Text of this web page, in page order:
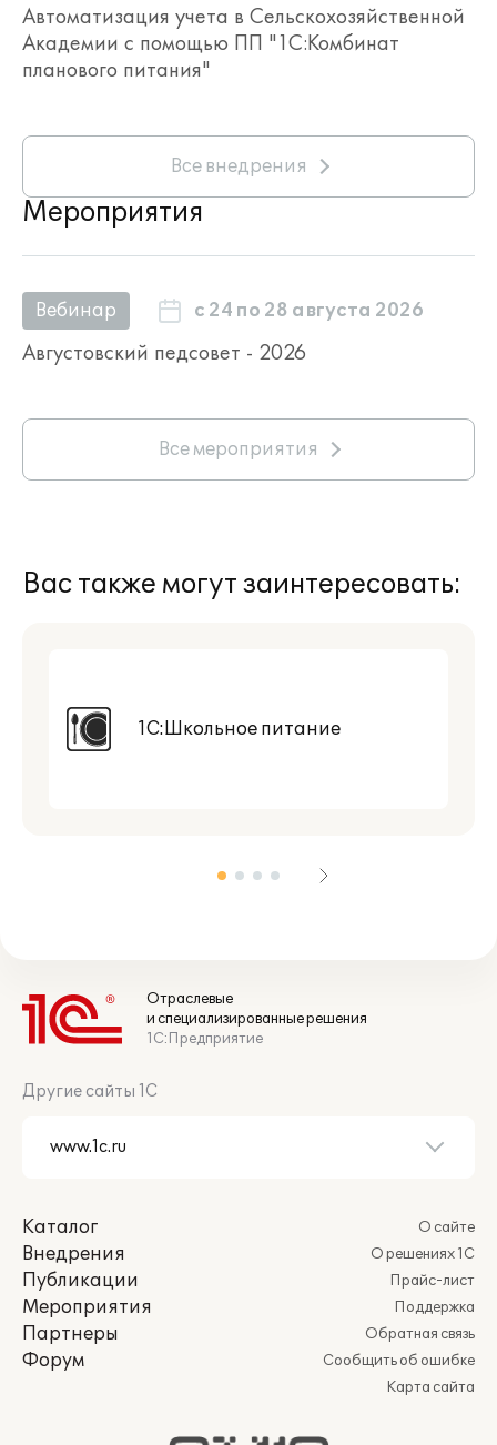
Автоматизация учета в Сельскохозяйственной
Академии с помощью ПП "1С:Комбинат
планового питания"
Все внедрения
Мероприятия
Вебинар с 24 по 28 августа 2026
Августовский педсовет - 2026
Все мероприятия
Вас также могут заинтересовать:
1С:Школьное питание
Отраслевые
и специализированные решения
1С:Предприятие
Другие сайты 1С
Каталог
Внедрения
Публикации
Мероприятия
Партнеры
Форум
О сайте
О решениях 1С
Прайс-лист
Поддержка
Обратная связь
Сообщить об ошибке
Карта сайта